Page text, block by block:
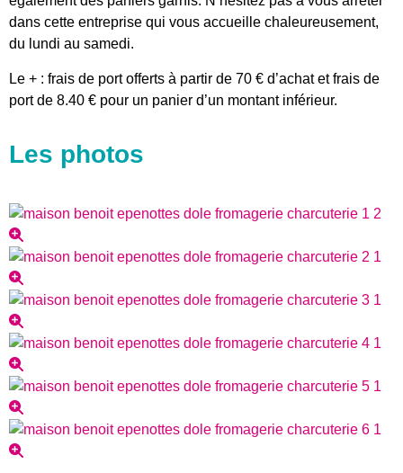
dans cette entreprise qui vous accueille chaleureusement,
du lundi au samedi.
Le + : frais de port offerts à partir de 70 € d’achat et frais de
port de 8.40 € pour un panier d’un montant inférieur.
Les photos